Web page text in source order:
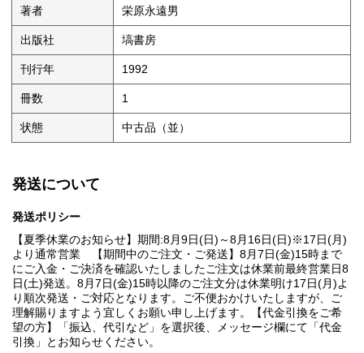
著者 栄原永遠男
出版社 塙書房
刊行年 1992
冊数 1
状態 中古品（並）
発送について
発送ポリシー
【夏季休業のお知らせ】期間:8月9日(日)～8月16日(日)※17日(月)
より通常営業 【期間中のご注文・ご発送】8月7日(金)15時まで
にご入金・ご決済を確認いたしましたご注文は休業前最終営業日8
日(土)発送。8月7日(金)15時以降のご注文分は休業明け17日(月)よ
り順次発送・ご対応となります。ご不便おかけいたしますが、ご
理解賜りますよう宜しくお願い申し上げます。【代金引換をご希
望の方】「振込、代引など」を選択後、メッセージ欄にて「代金
引換」とお知らせください。